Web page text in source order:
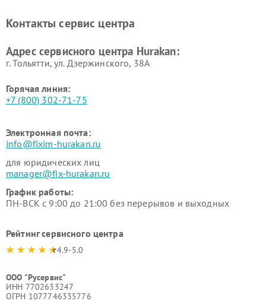
Hurakan
Контакты сервис центра
Адрес сервисного центра Hurakan:
г. Тольятти, ул. Дзержинского, 38А
Горячая линия:
+7 (800) 302-71-75
Электронная почта:
info@fixim-hurakan.ru
для юридических лиц
manager@fix-hurakan.ru
График работы:
ПН-ВСК с 9:00 до 21:00 без перерывов и выходных
Рейтинг сервисного центра
4.9-5.0
ООО "Русервис"
ИНН 7702633247
ОГРН 1077746335776